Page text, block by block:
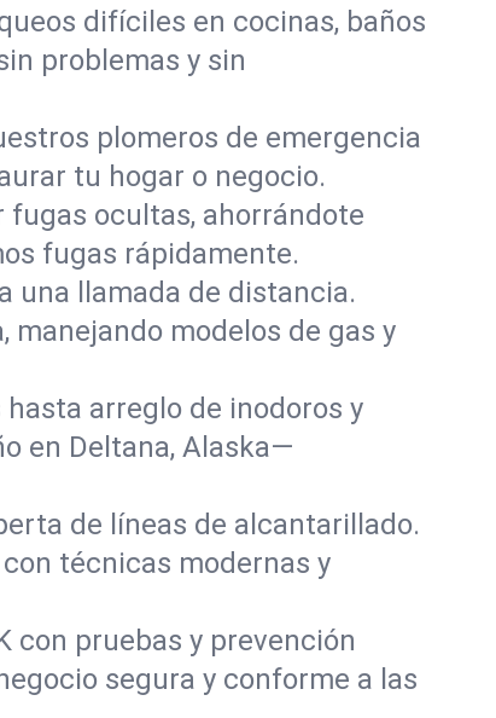
difíciles en cocinas, baños
problemas y sin
plomeros de emergencia
tu hogar o negocio.
fugas ocultas, ahorrándote
fugas rápidamente.
una llamada de distancia.
manejando modelos de gas y
arreglo de inodoros y
en Deltana, Alaska—
de líneas de alcantarillado.
técnicas modernas y
con pruebas y prevención
segura y conforme a las